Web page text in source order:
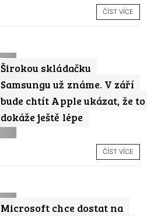
ČÍST VÍCE
Širokou skládačku
Samsungu už známe. V září
bude chtít Apple ukázat, že to
dokáže ještě lépe
ČÍST VÍCE
Microsoft chce dostat na